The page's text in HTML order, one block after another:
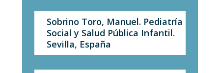
Sobrino Toro, Manuel. Pediatría
Social y Salud Pública Infantil.
Sevilla, España